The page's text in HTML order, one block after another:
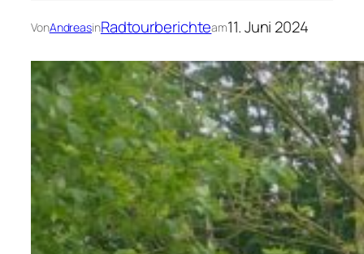
VonAndreasinRadtourberichteam11. Juni 2024